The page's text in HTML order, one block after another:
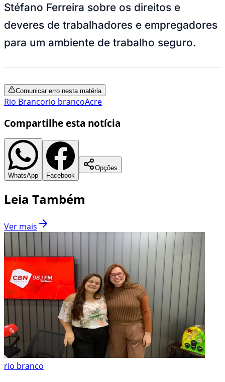
Stéfano Ferreira sobre os direitos e
deveres de trabalhadores e empregadores
para um ambiente de trabalho seguro.
Comunicar erro nesta matéria
Rio Brancorio brancoAcre
Compartilhe esta notícia
WhatsApp Facebook
Opções
Leia Também
Ver mais
rio branco